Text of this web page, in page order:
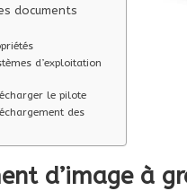
documents
d’exploitation
le pilote
des
d’image à